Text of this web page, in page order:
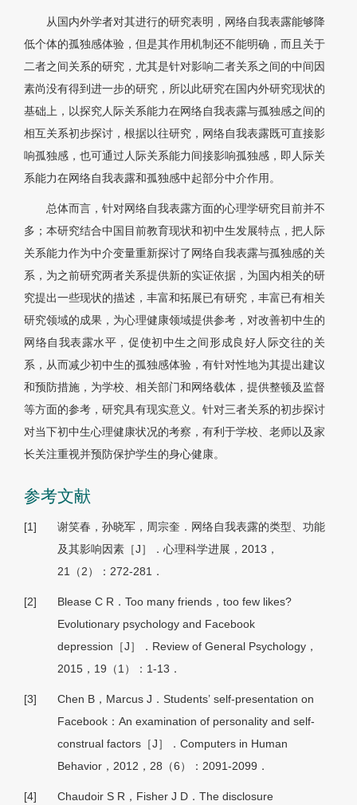
从国内外学者对其进行的研究表明，网络自我表露能够降
低个体的孤独感体验，但是其作用机制还不能明确，而且关于
二者之间关系的研究，尤其是针对影响二者关系之间的中间因
素尚没有得到进一步的研究，所以此研究在国内外研究现状的
基础上，以探究人际关系能力在网络自我表露与孤独感之间的
相互关系初步探讨，根据以往研究，网络自我表露既可直接影
响孤独感，也可通过人际关系能力间接影响孤独感，即人际关
系能力在网络自我表露和孤独感中起部分中介作用。
总体而言，针对网络自我表露方面的心理学研究目前并不
多；本研究结合中国目前教育现状和初中生发展特点，把人际
关系能力作为中介变量重新探讨了网络自我表露与孤独感的关
系，为之前研究两者关系提供新的实证依据，为国内相关的研
究提出一些现状的描述，丰富和拓展已有研究，丰富已有相关
研究领域的成果，为心理健康领域提供参考，对改善初中生的
网络自我表露水平，促使初中生之间形成良好人际交往的关
系，从而减少初中生的孤独感体验，有针对性地为其提出建议
和预防措施，为学校、相关部门和网络载体，提供整顿及监督
等方面的参考，研究具有现实意义。针对三者关系的初步探讨
对当下初中生心理健康状况的考察，有利于学校、老师以及家
长关注重视并预防保护学生的身心健康。
参考文献
[1]
谢笑春，孙晓军，周宗奎．网络自我表露的类型、功能
及其影响因素［J］．心理科学进展，2013，
21（2）：272-281．
[2]
Blease C R．Too many friends，too few likes?
Evolutionary psychology and Facebook
depression［J］．Review of General Psychology，
2015，19（1）：1-13．
[3]
Chen B，Marcus J．Students’ self-presentation on
Facebook：An examination of personality and self-
construal factors［J］．Computers in Human
Behavior，2012，28（6）：2091-2099．
[4]
Chaudoir S R，Fisher J D．The disclosure